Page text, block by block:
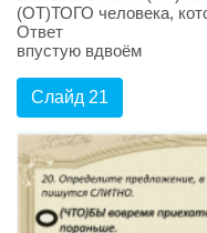
(ОТ)ТОГО человека,
Ответ
впустую вдвоём
Слайд 21